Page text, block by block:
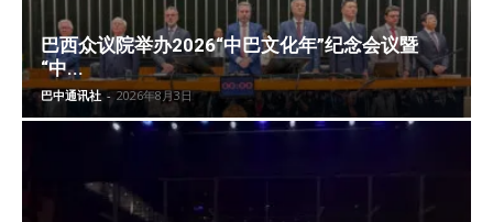
巴西众议院举办2026“中巴文化年”纪念会议暨
“中...
巴中通讯社 - 2026年8月3日